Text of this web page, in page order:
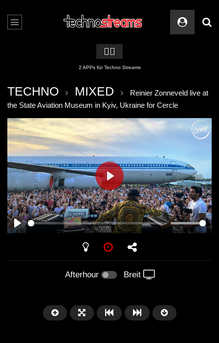
🏳️‍🌈
2 APPs für Techno Streams
TECHNO MIXED
Reinier Zonneveld live at
the State Aviation Museum in Kyiv, Ukraine for Cercle
PLAY
PLAY
Afterhour Breit